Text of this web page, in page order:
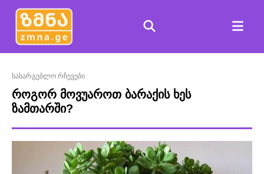
სასარგებლო რჩევები
როგორ მოვუაროთ ბარაქის ხეს
ზამთარში?